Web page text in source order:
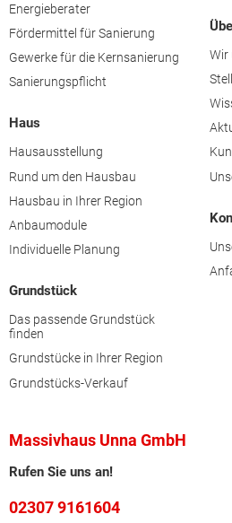
Energieberater
Fördermittel für Sanierung
Gewerke für die Kernsanierung
Sanierungspflicht
Haus
Hausausstellung
Rund um den Hausbau
Hausbau in Ihrer Region
Anbaumodule
Individuelle Planung
Grundstück
Das passende Grundstück
finden
Grundstücke in Ihrer Region
Grundstücks-Verkauf
Wir
Massivhaus Unna GmbH
Rufen Sie uns an!
02307 9161604